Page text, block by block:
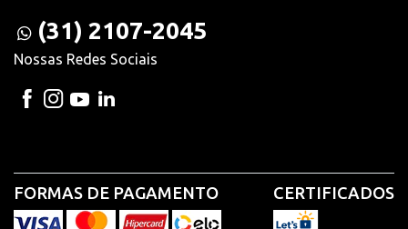
(31) 2107-2045
Nossas Redes Sociais
FORMAS DE PAGAMENTO CERTIFICADOS